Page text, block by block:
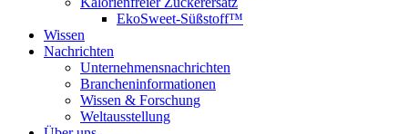
EkoSweet-Süßstoff™
Wissen
Nachrichten
Unternehmensnachrichten
Brancheninformationen
Wissen & Forschung
Weltausstellung